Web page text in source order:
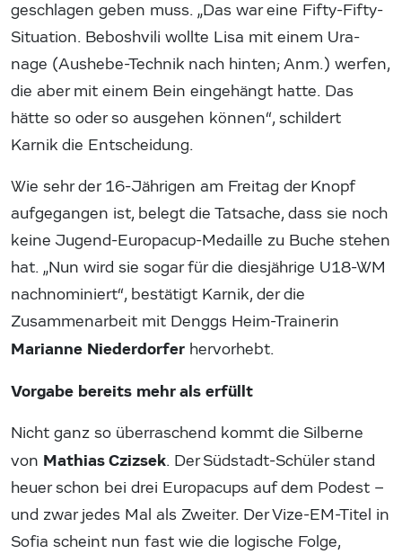
geschlagen geben muss. „Das war eine Fifty-Fifty-
Situation. Beboshvili wollte Lisa mit einem Ura-
nage (Aushebe-Technik nach hinten; Anm.) werfen,
die aber mit einem Bein eingehängt hatte. Das
hätte so oder so ausgehen können“, schildert
Karnik die Entscheidung.
Wie sehr der 16-Jährigen am Freitag der Knopf
aufgegangen ist, belegt die Tatsache, dass sie noch
keine Jugend-Europacup-Medaille zu Buche stehen
hat. „Nun wird sie sogar für die diesjährige U18-WM
nachnominiert“, bestätigt Karnik, der die
Zusammenarbeit mit Denggs Heim-Trainerin
Marianne Niederdorfer hervorhebt.
Vorgabe bereits mehr als erfüllt
Nicht ganz so überraschend kommt die Silberne
von Mathias Czizsek. Der Südstadt-Schüler stand
heuer schon bei drei Europacups auf dem Podest –
und zwar jedes Mal als Zweiter. Der Vize-EM-Titel in
Sofia scheint nun fast wie die logische Folge,